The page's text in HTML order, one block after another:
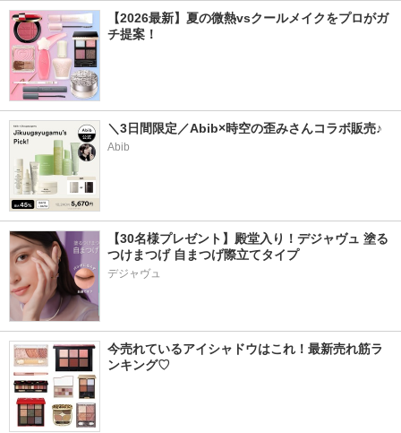
【2026最新】夏の微熱vsクールメイクをプロがガ
チ提案！
＼3日間限定／Abib×時空の歪みさんコラボ販売♪
Abib
【30名様プレゼント】殿堂入り！デジャヴュ 塗る
つけまつげ 自まつげ際立てタイプ
デジャヴュ
今売れているアイシャドウはこれ！最新売れ筋ラ
ンキング♡